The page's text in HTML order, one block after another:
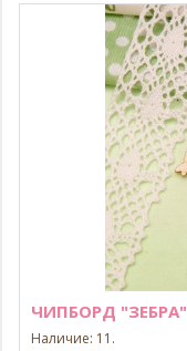
ЧИПБОРД "ЗЕБРА"
Наличие: 11.